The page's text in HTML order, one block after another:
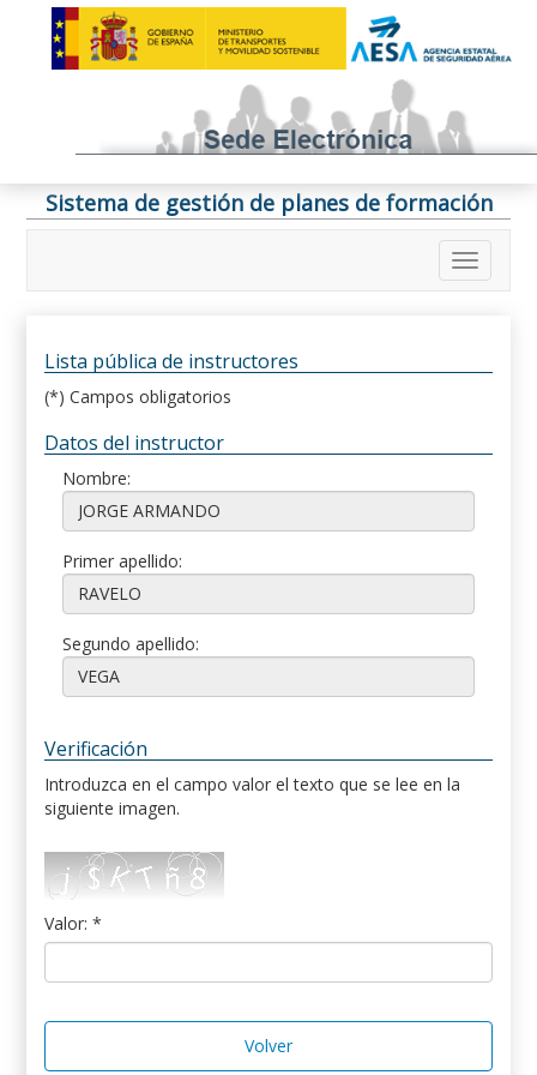
Sistema de gestión de planes de formación
Lista pública de instructores
(*) Campos obligatorios
Datos del instructor
Nombre:
Primer apellido:
Segundo apellido:
Verificación
Introduzca en el campo valor el texto que se lee en la
siguiente imagen.
Valor: *
Volver